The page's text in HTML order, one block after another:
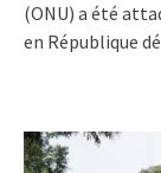
(ONU) a été
en République